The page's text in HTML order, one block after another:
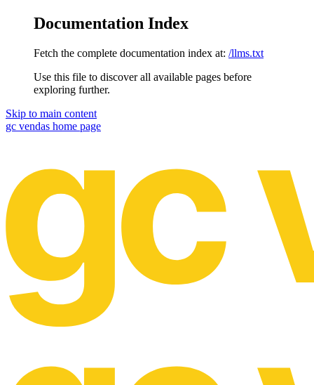
Documentation Index
Fetch the complete documentation index at: /llms.txt
Use this file to discover all available pages before
exploring further.
Skip to main content
gc vendas home page